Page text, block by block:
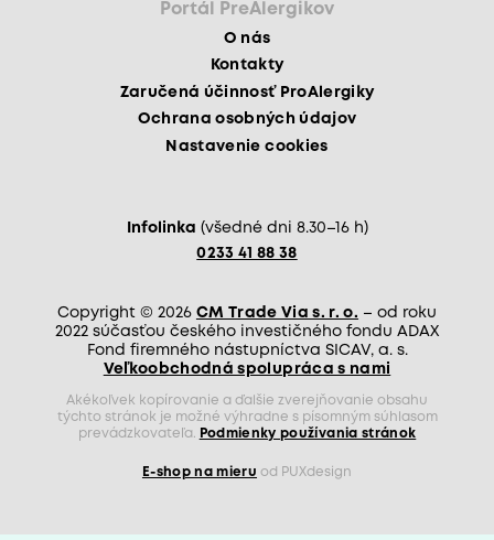
Portál PreAlergikov
O nás
Kontakty
Zaručená účinnosť ProAlergiky
Ochrana osobných údajov
Nastavenie cookies
Infolinka (všedné dni 8.30–16 h)
0233 41 88 38
Copyright © 2026 CM Trade Via s. r. o. – od roku
2022 súčasťou českého investičného fondu ADAX
Fond firemného nástupníctva SICAV, a. s.
Veľkoobchodná spolupráca s nami
Akékoľvek kopírovanie a ďalšie zverejňovanie obsahu
týchto stránok je možné výhradne s písomným súhlasom
prevádzkovateľa.
Podmienky používania stránok
E-shop na mieru od PUXdesign